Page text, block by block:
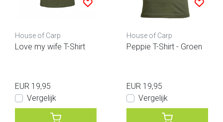
House of Carp
Love my wife T-Shirt
EUR 19,95
Vergelijk
House of Carp
Peppie T-Shirt - Groen
EUR 19,95
Vergelijk